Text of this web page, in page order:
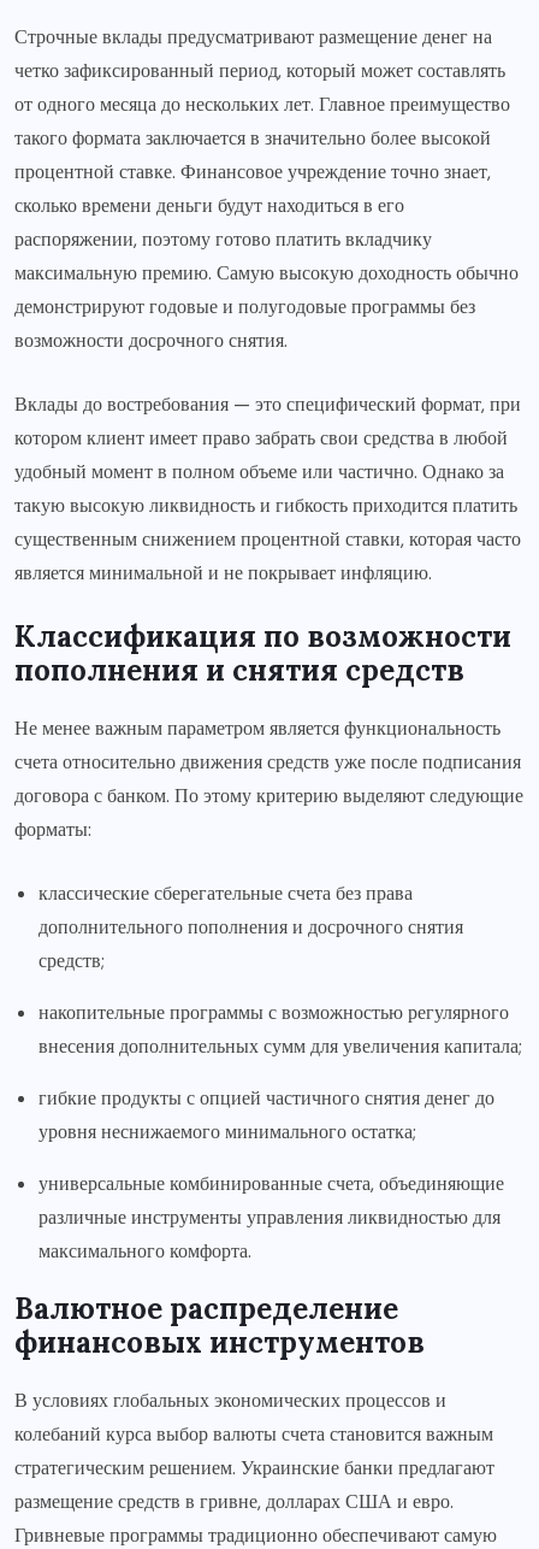
Строчные вклады предусматривают размещение денег на
четко зафиксированный период, который может составлять
от одного месяца до нескольких лет. Главное преимущество
такого формата заключается в значительно более высокой
процентной ставке. Финансовое учреждение точно знает,
сколько времени деньги будут находиться в его
распоряжении, поэтому готово платить вкладчику
максимальную премию. Самую высокую доходность обычно
демонстрируют годовые и полугодовые программы без
возможности досрочного снятия.
Вклады до востребования — это специфический формат, при
котором клиент имеет право забрать свои средства в любой
удобный момент в полном объеме или частично. Однако за
такую высокую ликвидность и гибкость приходится платить
существенным снижением процентной ставки, которая часто
является минимальной и не покрывает инфляцию.
Классификация по возможности
пополнения и снятия средств
Не менее важным параметром является функциональность
счета относительно движения средств уже после подписания
договора с банком. По этому критерию выделяют следующие
форматы:
классические сберегательные счета без права
дополнительного пополнения и досрочного снятия
средств;
накопительные программы с возможностью регулярного
внесения дополнительных сумм для увеличения капитала;
гибкие продукты с опцией частичного снятия денег до
уровня неснижаемого минимального остатка;
универсальные комбинированные счета, объединяющие
различные инструменты управления ликвидностью для
максимального комфорта.
Валютное распределение
финансовых инструментов
В условиях глобальных экономических процессов и
колебаний курса выбор валюты счета становится важным
стратегическим решением. Украинские банки предлагают
размещение средств в гривне, долларах США и евро.
Гривневые программы традиционно обеспечивают самую